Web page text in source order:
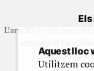
L’any 2012 vam posar
Aquest lloc
Utilitzem